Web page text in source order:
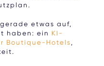
etwas auf,
haben: ein KI-
Boutique-Hotels